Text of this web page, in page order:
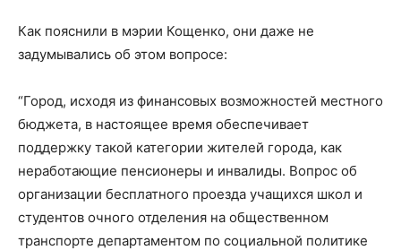
Как пояснили в мэрии Кощенко, они даже не
задумывались об этом вопросе:
“Город, исходя из финансовых возможностей местного
бюджета, в настоящее время обеспечивает
поддержку такой категории жителей города, как
неработающие пенсионеры и инвалиды. Вопрос об
организации бесплатного проезда учащихся школ и
студентов очного отделения на общественном
транспорте департаментом по социальной политике